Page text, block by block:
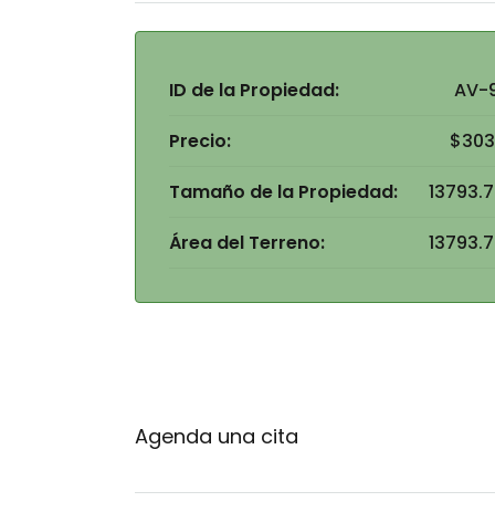
ID de la Propiedad:
AV-
Precio:
Tamaño de la Propiedad:
Área del Terreno:
Agenda una cita